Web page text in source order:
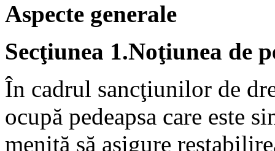
Aspecte generale
Secţiunea 1.Noţiunea de
În cadrul sancţiunilor de
ocupă pedeapsa care este
menită să asigure